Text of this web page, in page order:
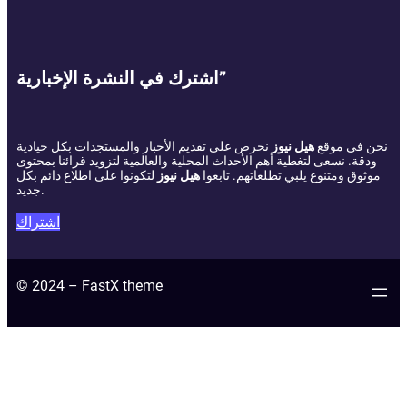
اشترك في النشرة الإخبارية”
نحن في موقع هيل نيوز نحرص على تقديم الأخبار والمستجدات بكل حيادية
ودقة. نسعى لتغطية أهم الأحداث المحلية والعالمية لتزويد قرائنا بمحتوى
موثوق ومتنوع يلبي تطلعاتهم. تابعوا هيل نيوز لتكونوا على اطلاع دائم بكل
جديد.
اشتراك
© 2024 – FastX theme